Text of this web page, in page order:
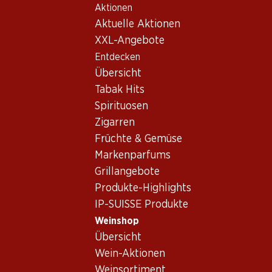
Aktionen
Aktuelle Aktionen
XXL-Angebote
Entdecken
Übersicht
Tabak Hits
Spirituosen
Zigarren
Früchte & Gemüse
Markenparfums
Grillangebote
Produkte-Highlights
IP-SUISSE Produkte
Weinshop
Übersicht
Wein-Aktionen
Weinwissen
Länder und Regionen
Kalifornien
Kalifornien – die
sonnenverwöhntesten